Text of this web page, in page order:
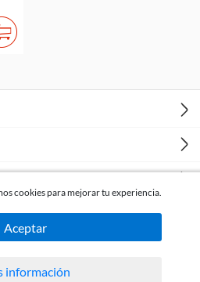
Sodimac S.A. | R.U.T. 216996650015.
cookies para mejorar tu experiencia.
Aceptar
información